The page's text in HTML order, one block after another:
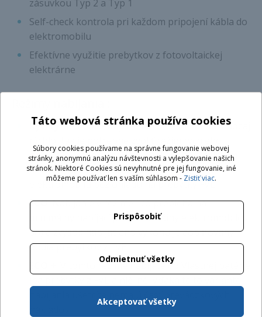
zásuvkou Typ 2 a Typ 1
Self-check kontrola pri každom pripojení kábla do
elektromobilu
Efektívne využitie prebytkov z fotovoltaickej
elektrárne
Rýchly : Keď potrebujete nabiť elektromobil naozaj
nabíjania. V tomto režime nabíjate na maximum
dovoleného limitu palubnej nabíjačky
elektromobilu bez ohľadu na prebytky FVE.
ECO: Nabíjanie v režime Eco prebieha na
minimálny nabíjací prúd (u väčšiny elektromobilov
6A) a zvyšok nabíjacieho výkonu je doplňovaný
podľa prebytkov z FVE.
: V tomto režime nabíjate do Vlastnej batérie
Táto webová stránka používa cookies
Súbory cookies používame na správne fungovanie webovej
stránky, anonymnú analýzu návštevnosti a vylepšovanie našich
stránok. Niektoré Cookies sú nevyhnutné pre jej fungovanie, iné
môžeme používať len s vaším súhlasom - Zistiť viac.
Prispôsobiť
Odmietnuť všetky
Akceptovať všetky